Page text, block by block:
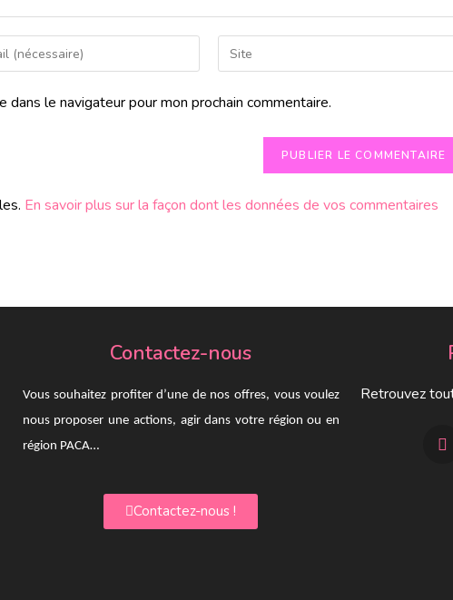
le navigateur pour mon prochain commentaire.
En savoir plus sur la façon dont les données de vos commentaires
Contactez-nous
Vous souhaitez profiter d’une de nos offres, vous voulez
nous proposer une actions, agir dans votre région ou en
région PACA…
Contactez-nous !
Retrouvez